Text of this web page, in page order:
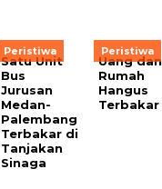
Peristiwa
Satu Unit
Bus
Jurusan
Medan-
Palembang
Terbakar di
Tanjakan
Sinaga
Peristiwa
Uang dan
Rumah
Hangus
Terbakar